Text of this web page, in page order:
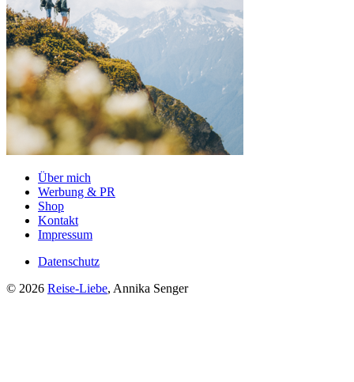
Über mich
Werbung & PR
Shop
Kontakt
Impressum
Datenschutz
© 2026 Reise-Liebe, Annika Senger